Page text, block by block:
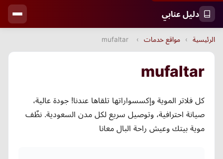
دليل عنابي
الرئيسية › مواقع خدمات ›
mufaltar
mufaltar
كل فلاتر الموية وإكسسواراتها تلقاها عندنا! جودة عالية،
صيانة احترافية، وتوصيل سريع لكل مدن السعودية. نظّف
موية بيتك وعيش راحة البال معانا